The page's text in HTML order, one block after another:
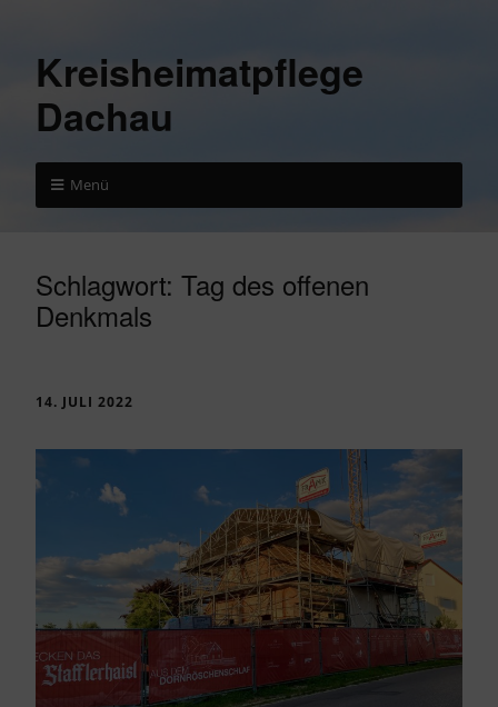
Kreisheimatpflege
Dachau
Menü
Schlagwort: Tag des offenen
Denkmals
14. JULI 2022